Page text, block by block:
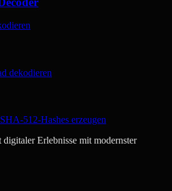
dekodieren
512-Hashes erzeugen
Erlebnisse mit modernster